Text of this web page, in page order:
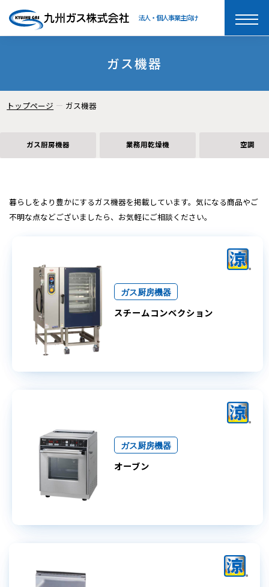
法人・個人事業主向け
toggle
ガス機器
トップページ ガス機器
ガス厨房機器 業務用乾燥機 空調
暮らしをより豊かにするガス機器を掲載しています。 気になる商品やご
不明な点などございましたら、お気軽にご相談ください。
ガス厨房機器
スチームコンベクション
ガス厨房機器
オーブン